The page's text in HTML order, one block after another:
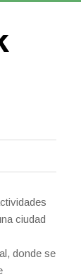
ciudad
donde se